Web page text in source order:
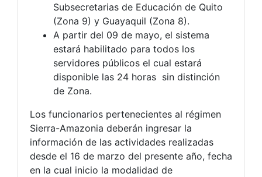
Subsecretarias de Educación de Quito
(Zona 9) y Guayaquil (Zona 8).
A partir del 09 de mayo, el sistema
estará habilitado para todos los
servidores públicos el cual estará
disponible las 24 horas sin distinción
de Zona.
Los funcionarios pertenecientes al régimen
Sierra-Amazonia deberán ingresar la
información de las actividades realizadas
desde el 16 de marzo del presente año, fecha
en la cual inicio la modalidad de